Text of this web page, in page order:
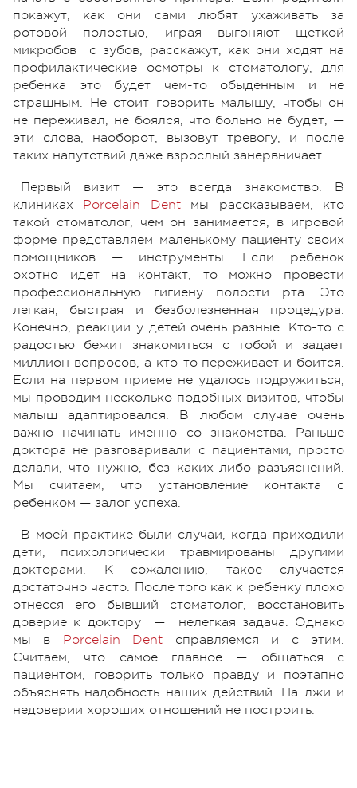
покажут, как они сами любят ухаживать за
ротовой полостью, играя выгоняют щеткой
микробов с зубов, расскажут, как они ходят на
профилактические осмотры к стоматологу, для
ребенка это будет чем-то обыденным и не
страшным. Не стоит говорить малышу, чтобы он
не переживал, не боялся, что больно не будет, —
эти слова, наоборот, вызовут тревогу, и после
таких напутствий даже взрослый занервничает.
Первый визит — это всегда знакомство. В
клиниках Porcelain Dentмы рассказываем, кто
такой стоматолог, чем он занимается, в игровой
форме представляем маленькому пациенту своих
помощников — инструменты. Если ребенок
охотно идет на контакт, то можно провести
профессиональную гигиену полости рта. Это
легкая, быстрая и безболезненная процедура.
Конечно, реакции у детей очень разные. Кто-то с
радостью бежит знакомиться с тобой и задает
миллион вопросов, а кто-то переживает и боится.
Если на первом приеме не удалось подружиться,
мы проводим несколько подобных визитов, чтобы
малыш адаптировался. В любом случае очень
важно начинать именно со знакомства. Раньше
доктора не разговаривали с пациентами, просто
делали, что нужно, без каких-либо разъяснений.
Мы считаем, что установление контакта с
ребенком — залог успеха.
В моей практике были случаи, когда приходили
дети, психологически травмированы другими
докторами. К сожалению, такое случается
достаточно часто. После того как к ребенку плохо
отнесся его бывший стоматолог, восстановить
доверие к доктору — нелегкая задача. Однако
мы в Porcelain Dent справляемся и с этим.
Считаем, что самое главное — общаться с
пациентом, говорить только правду и поэтапно
объяснять надобность наших действий. На лжи и
недоверии хороших отношений не построить.